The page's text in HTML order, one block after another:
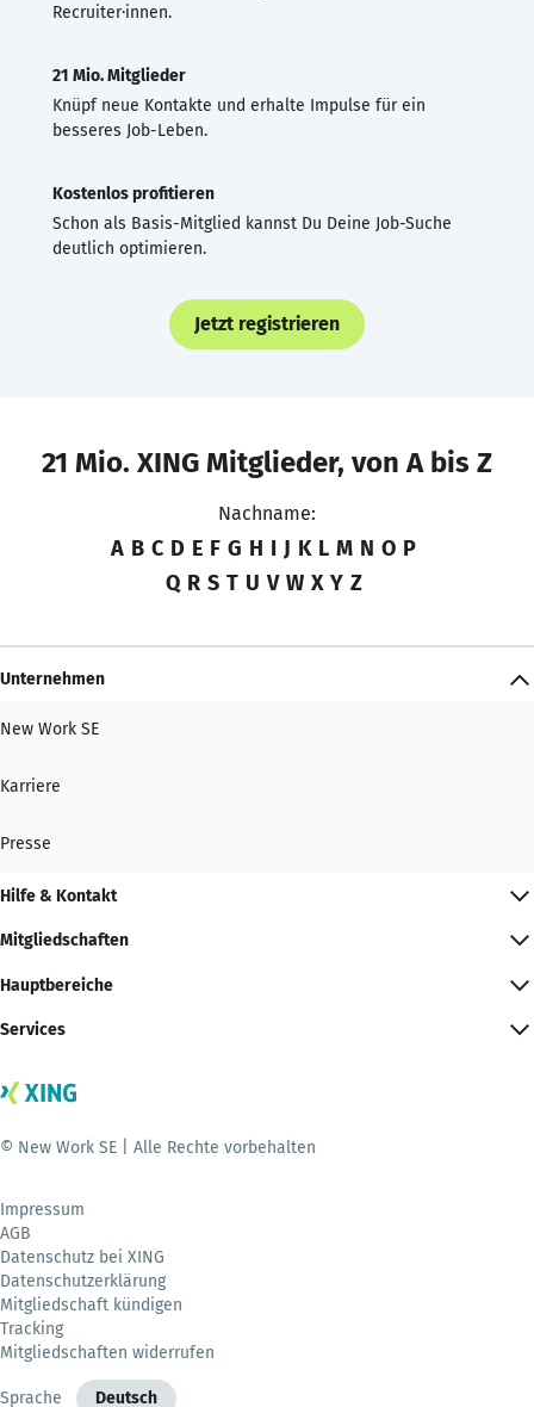
Recruiter·innen.
21 Mio. Mitglieder
Knüpf neue Kontakte und erhalte Impulse für ein
besseres Job-Leben.
Kostenlos profitieren
Schon als Basis-Mitglied kannst Du Deine Job-Suche
deutlich optimieren.
Jetzt registrieren
21 Mio. XING Mitglieder, von A bis Z
Nachname:
A B C D E F G H I J K L M N O P
Q R S T U V W X Y Z
Unternehmen
New Work SE
Karriere
Presse
Hilfe & Kontakt
Mitgliedschaften
Hauptbereiche
Services
© New Work SE | Alle Rechte vorbehalten
Impressum
AGB
Datenschutz bei XING
Datenschutzerklärung
Mitgliedschaft kündigen
Tracking
Mitgliedschaften widerrufen
Sprache Deutsch